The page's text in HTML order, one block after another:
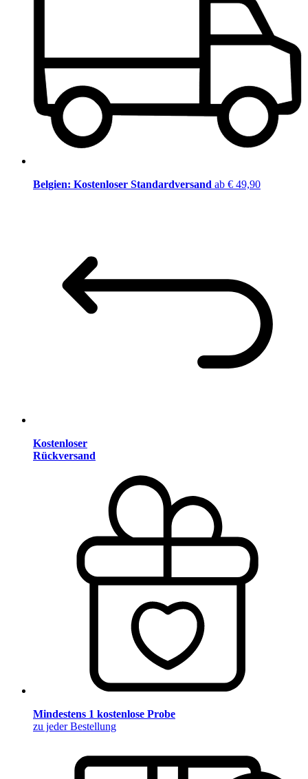
Belgien: Kostenloser Standardversand ab € 49,90
Kostenloser
Rückversand
Mindestens 1 kostenlose Probe
zu jeder Bestellung